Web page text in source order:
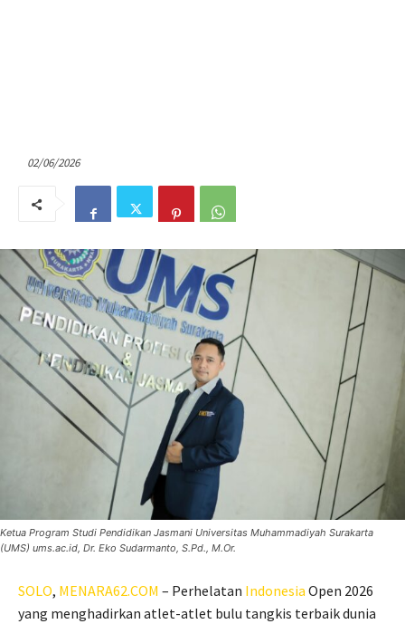
02/06/2026
Ketua Program Studi Pendidikan Jasmani Universitas Muhammadiyah Surakarta
(UMS) ums.ac.id, Dr. Eko Sudarmanto, S.Pd., M.Or.
SOLO, MENARA62.COM – Perhelatan Indonesia Open 2026
yang menghadirkan atlet-atlet bulu tangkis terbaik dunia